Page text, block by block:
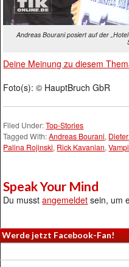
Andreas Bourani posiert auf der
Deine Meinung zu diesem
Foto(s): © HauptBruch GbR
Filed Under:Top-Stories
Tagged With:Andreas Bourani,
Palina Rojinski, Rick Kavanian,
Speak Your Mind
Du musstangemeldet sein, um
Werde jetzt Facebook-Fan!